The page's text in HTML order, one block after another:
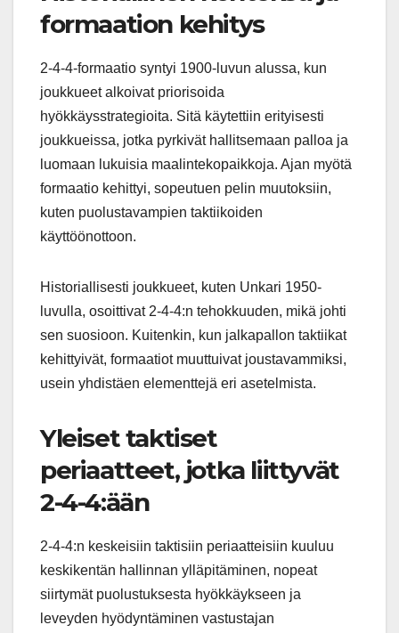
formaation kehitys
2-4-4-formaatio syntyi 1900-luvun alussa, kun
joukkueet alkoivat priorisoida
hyökkäysstrategioita. Sitä käytettiin erityisesti
joukkueissa, jotka pyrkivät hallitsemaan palloa ja
luomaan lukuisia maalintekopaikkoja. Ajan myötä
formaatio kehittyi, sopeutuen pelin muutoksiin,
kuten puolustavampien taktiikoiden
käyttöönottoon.
Historiallisesti joukkueet, kuten Unkari 1950-
luvulla, osoittivat 2-4-4:n tehokkuuden, mikä johti
sen suosioon. Kuitenkin, kun jalkapallon taktiikat
kehittyivät, formaatiot muuttuivat joustavammiksi,
usein yhdistäen elementtejä eri asetelmista.
Yleiset taktiset
periaatteet, jotka liittyvät
2-4-4:ään
2-4-4:n keskeisiin taktisiin periaatteisiin kuuluu
keskikentän hallinnan ylläpitäminen, nopeat
siirtymät puolustuksesta hyökkäykseen ja
leveyden hyödyntäminen vastustajan